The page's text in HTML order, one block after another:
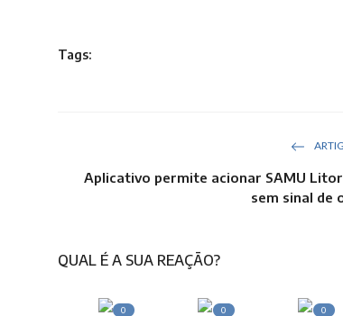
Tags:
Aplicativo permite acionar SAMU
sem sinal de
QUAL É A SUA REAÇÃO?
0 0 0